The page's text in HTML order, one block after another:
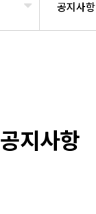
공지사항
공지사항